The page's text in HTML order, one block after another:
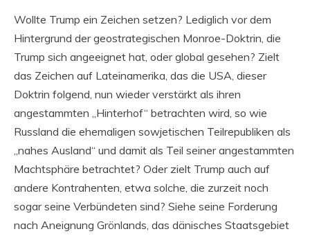
Wollte Trump ein Zeichen setzen? Lediglich vor dem
Hintergrund der geostrategischen Monroe-Doktrin, die
Trump sich angeeignet hat, oder global gesehen? Zielt
das Zeichen auf Lateinamerika, das die USA, dieser
Doktrin folgend, nun wieder verstärkt als ihren
angestammten „Hinterhof“ betrachten wird, so wie
Russland die ehemaligen sowjetischen Teilrepubliken als
„nahes Ausland“ und damit als Teil seiner angestammten
Machtsphäre betrachtet? Oder zielt Trump auch auf
andere Kontrahenten, etwa solche, die zurzeit noch
sogar seine Verbündeten sind? Siehe seine Forderung
nach Aneignung Grönlands, das dänisches Staatsgebiet